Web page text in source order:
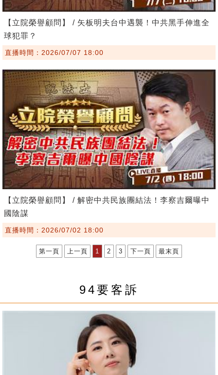
【立院榮譽顧問】 / 矢板明夫台中遇襲！中共黑手伸進全
球犯罪？
直播時間：2026/07/07 18:00
【立院榮譽顧問】 / 解密中共民族團結法！李察吉爾曝中
國陰謀
直播時間：2026/07/02 18:00
第一頁 上一頁 1 2 3 下一頁 最末頁
94要客訴